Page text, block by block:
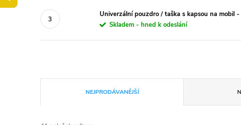
Univerzální pouzdro / taška s kapsou na mobil
Skladem - hned k odeslání
a
NEJPRODÁVANĚJŠÍ